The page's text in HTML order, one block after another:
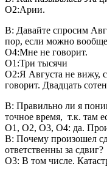
О2:Арии.
В: Давайте спросим
пор, если можно
О4:Мне не говорит.
О1:Три тысячи
О2:Я Августа не вижу,
говорит. Двадцать
В: Правильно ли я
точное время, т.к. там
О1, О2, О3, О4: да.
В: Почему произошел
ответственны за сдвиг?
О3: В том числе.